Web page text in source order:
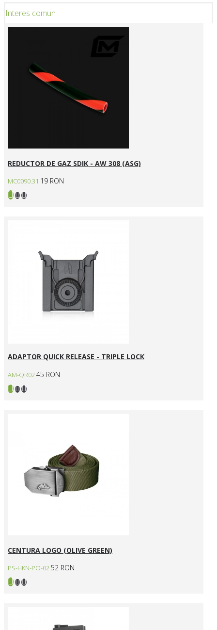
Interes comun
REDUCTOR DE GAZ SDIK - AW 308 (ASG)
MC0090.31 19 RON
ADAPTOR QUICK RELEASE - TRIPLE LOCK
AM-QR0245 RON
CENTURA LOGO (OLIVE GREEN)
PS-HKN-PO-0252 RON